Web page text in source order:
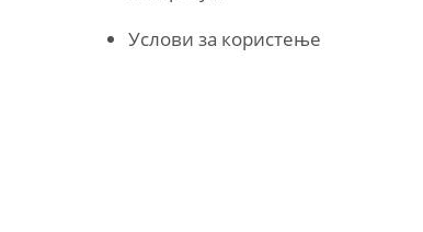
Услови за користење